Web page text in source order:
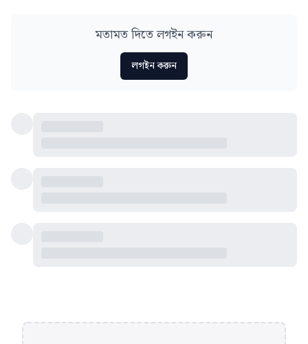
মতামত দিতে লগইন করুন
লগইন করুন